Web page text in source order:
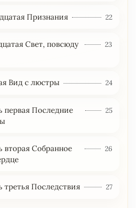
Признания 22
Свет, повсюду
23
Вид с люстры 24
первая Последние
25
вторая Собранное
26
третья Последствия 27